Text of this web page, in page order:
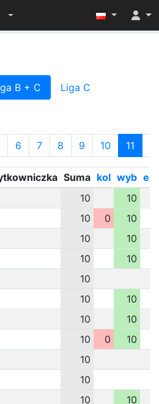
B + C
Liga C
6 7 8 9 10 11
Suma kol wyb ele
10
10
10 0
10
10
10
10
10
10
10
10
10
10
10 0
10
10
10
10
10